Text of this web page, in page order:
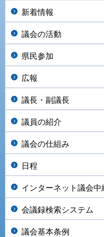
新着情報
議会の活動
県民参加
広報
議長・副議長
議員の紹介
議会の仕組み
日程
インターネット議会中
会議録検索システム
議会基本条例